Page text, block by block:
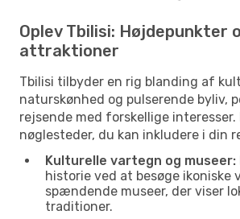
Oplev Tbilisi: Højdepunkter
attraktioner
Tbilisi tilbyder en rig blanding af
naturskønhed og pulserende byliv,
rejsende med forskellige interesser.
nøglesteder, du kan inkludere i din
Kulturelle vartegn og museer:
historie ved at besøge ikoniske
spændende museer, der viser
traditioner.